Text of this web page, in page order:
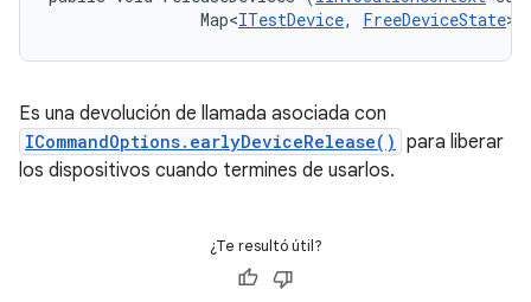
                Map<
ITestDevice, FreeDeviceState>
Es una devolución de llamada asociada con
ICommandOptions.earlyDeviceRelease() para liberar
los dispositivos cuando termines de usarlos.
¿Te resultó útil?